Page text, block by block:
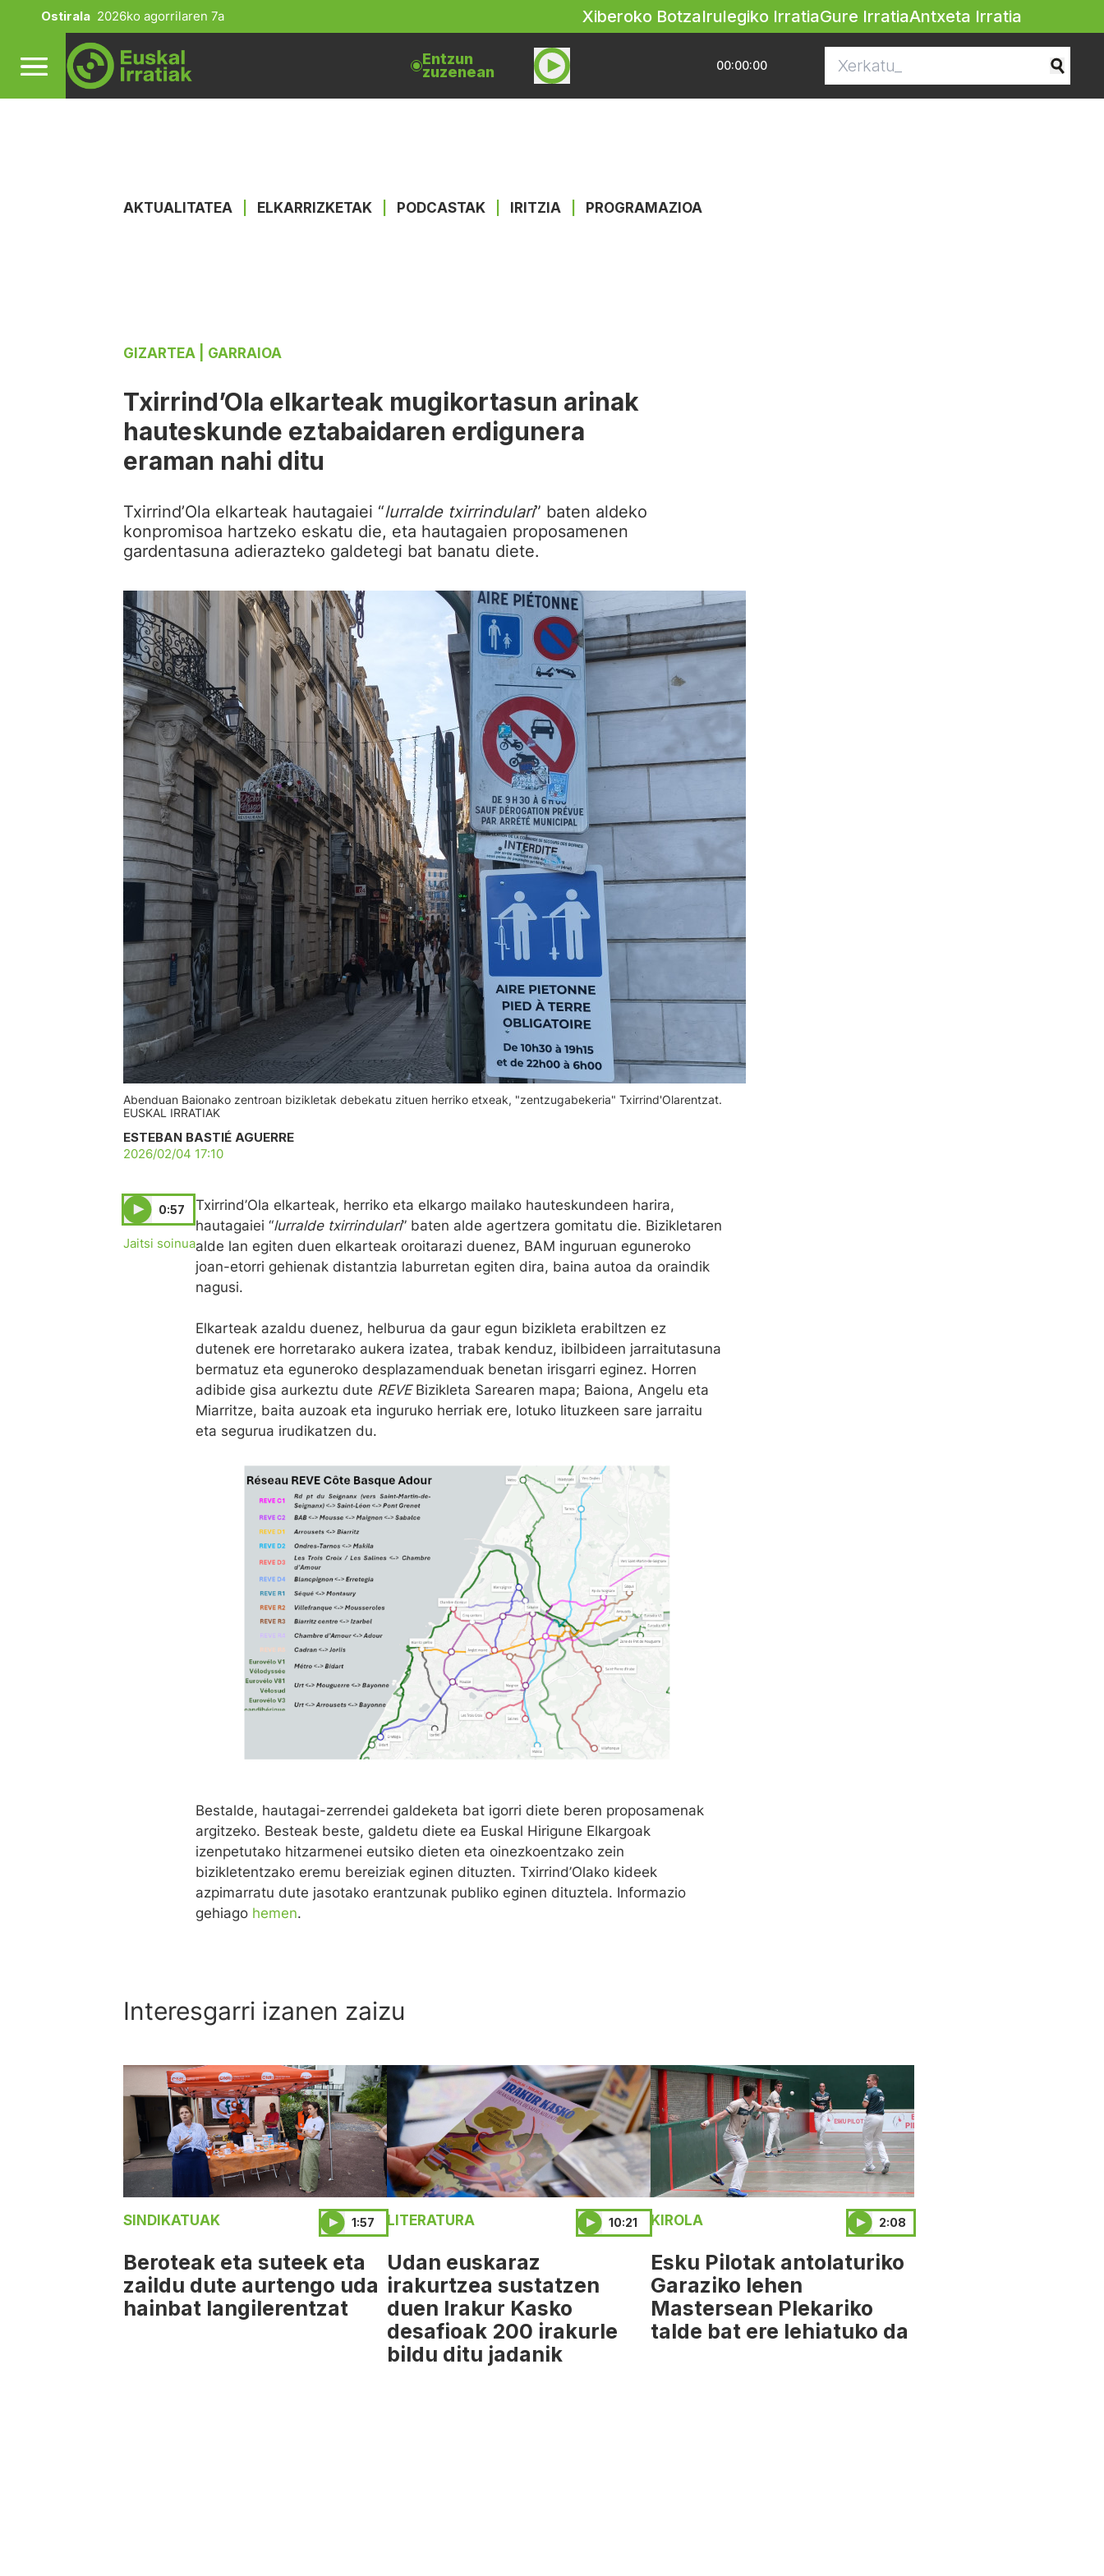
Ostirala 2026ko agorrilaren 7a Xiberoko BotzaIrulegiko IrratiaGure IrratiaAntxeta Irratia
Entzun
zuzenean 00:00:00
AKTUALITATEA ELKARRIZKETAK PODCASTAK IRITZIA PROGRAMAZIOA
GIZARTEA | GARRAIOA
Txirrind’Ola elkarteak mugikortasun arinak
hauteskunde eztabaidaren erdigunera
eraman nahi ditu
Txirrind’Ola elkarteak hautagaiei “lurralde txirrindulari” baten aldeko
konpromisoa hartzeko eskatu die, eta hautagaien proposamenen
gardentasuna adierazteko galdetegi bat banatu diete.
Abenduan Baionako zentroan bizikletak debekatu zituen herriko etxeak, "zentzugabekeria" Txirrind'Olarentzat.
EUSKAL IRRATIAK
ESTEBAN BASTIÉ AGUERRE
2026/02/04 17:10
0:57
Jaitsi soinua
Txirrind’Ola elkarteak, herriko eta elkargo mailako hauteskundeen harira,
hautagaiei “lurralde txirrindulari” baten alde agertzera gomitatu die. Bizikletaren
alde lan egiten duen elkarteak oroitarazi duenez, BAM inguruan eguneroko
joan-etorri gehienak distantzia laburretan egiten dira, baina autoa da oraindik
nagusi.
Elkarteak azaldu duenez, helburua da gaur egun bizikleta erabiltzen ez
dutenek ere horretarako aukera izatea, trabak kenduz, ibilbideen jarraitutasuna
bermatuz eta eguneroko desplazamenduak benetan irisgarri eginez. Horren
adibide gisa aurkeztu dute REVEBizikleta Sarearen mapa; Baiona, Angelu eta
Miarritze, baita auzoak eta inguruko herriak ere, lotuko lituzkeen sare jarraitu
eta segurua irudikatzen du.
Bestalde, hautagai-zerrendei galdeketa bat igorri diete beren proposamenak
argitzeko. Besteak beste, galdetu diete ea Euskal Hirigune Elkargoak
izenpetutako hitzarmenei eutsiko dieten eta oinezkoentzako zein
bizikletentzako eremu bereiziak eginen dituzten. Txirrind’Olako kideek
azpimarratu dute jasotako erantzunak publiko eginen dituztela. Informazio
gehiago hemen.
Interesgarri izanen zaizu
SINDIKATUAK 1:57
Beroteak eta suteek eta
zaildu dute aurtengo uda
hainbat langilerentzat
LITERATURA 10:21
Udan euskaraz
irakurtzea sustatzen
duen Irakur Kasko
desafioak 200 irakurle
bildu ditu jadanik
KIROLA 2:08
Esku Pilotak antolaturiko
Garaziko lehen
Mastersean Plekariko
talde bat ere lehiatuko da